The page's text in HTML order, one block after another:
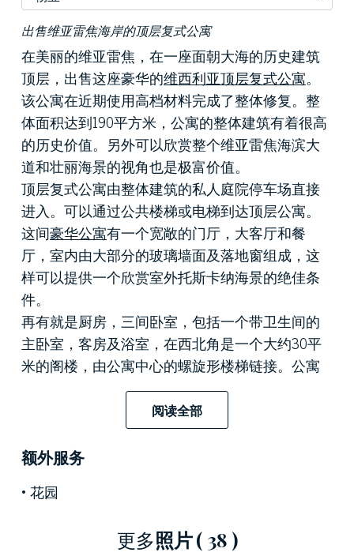
出售维亚雷焦海岸的顶层复式公寓
在美丽的维亚雷焦 ，在一座面朝大海的历史建筑
顶层，出售这座豪华的维西利亚顶层复式公寓。
该公寓在近期使用高档材料完成了整体修复。整
体面积达到190平方米，公寓的整体建筑有着很高
的历史价值。另外可以欣赏整个维亚雷焦海滨大
道和壮丽海景的视角也是极富价值。
顶层复式公寓由整体建筑的私人庭院停车场直接
进入。可以通过公共楼梯或电梯到达顶层公寓。
这间豪华公寓有一个宽敞的门厅，大客厅和餐
厅，室内由大部分的玻璃墙面及落地窗组成，这
样可以提供一个欣赏室外托斯卡纳海景的绝佳条
件。
再有就是厨房，三间卧室，包括一个带卫生间的
主卧室，客房及浴室，在西北角是一个大约30平
米的阁楼，由公寓中心的螺旋形楼梯链接。公寓
使用了海洋系的主导色，绿松色，纯白色，海浪
色，在这个迷人的家居空间中提供了光线和色
该公寓还包括一间在阁楼的洗衣房和在建筑地下
对于想在意大利托斯卡纳地区的海滨旅游景区购
一定是理想选择。
阅读全部
额外服务
花园
更多照片( 38 )